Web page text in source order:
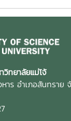
ทยาลัยแม่โจ้
ร อำเภอสันทราย